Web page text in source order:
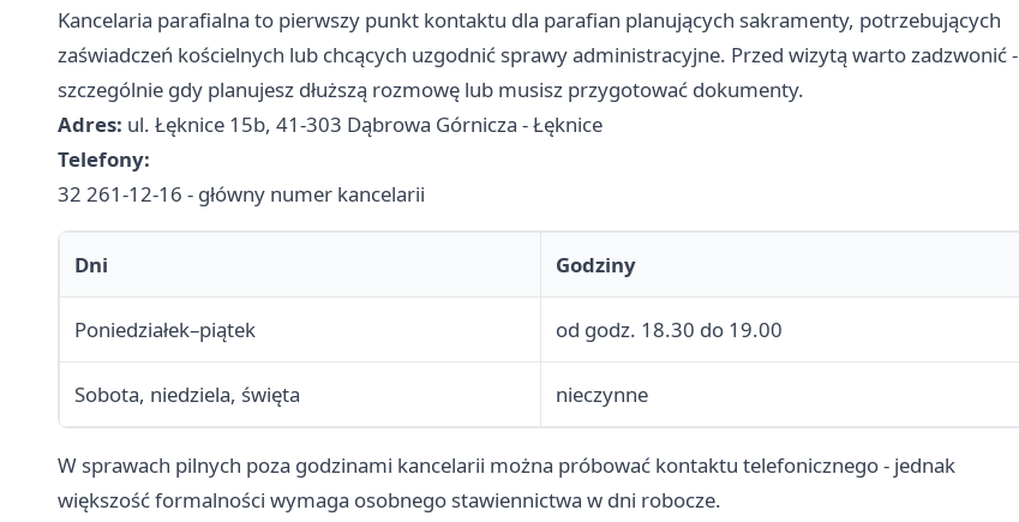
Kancelaria parafialna to pierwszy punkt kontaktu dla parafian planujących sakramenty, potrzebujących
zaświadczeń kościelnych lub chcących uzgodnić sprawy administracyjne. Przed wizytą warto zadzwonić -
szczególnie gdy planujesz dłuższą rozmowę lub musisz przygotować dokumenty.
Adres: ul. Łęknice 15b, 41-303 Dąbrowa Górnicza - Łęknice
Telefony:
32 261-12-16 - główny numer kancelarii
Dni Godziny
Poniedziałek–piątek od godz. 18.30 do 19.00
Sobota, niedziela, święta nieczynne
W sprawach pilnych poza godzinami kancelarii można próbować kontaktu telefonicznego - jednak
większość formalności wymaga osobnego stawiennictwa w dni robocze.